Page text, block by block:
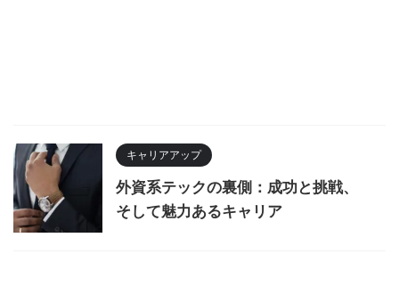
キャリアアップ
外資系テックの裏側：成功と挑戦、
そして魅力あるキャリア